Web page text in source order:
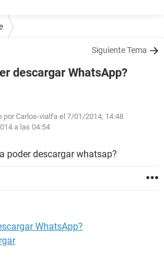
Siguiente Tema
descargar WhatsApp?
por Carlos-vialfa el 7/01/2014, 14:48
a las 04:54
poder descargar whatsap?
WhatsApp?